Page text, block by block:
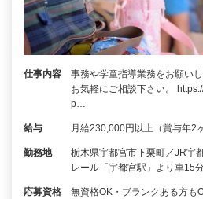
仕事内容
事務や学童指導業務をお願い
お気軽にご相談下さい。
p…
給与 月給230,000円以上（賞与年2
勤務地
栃木県宇都宮市下栗町／JR宇
レール「宇都宮駅」より車15
応募資格
無資格OK・ブランクある方